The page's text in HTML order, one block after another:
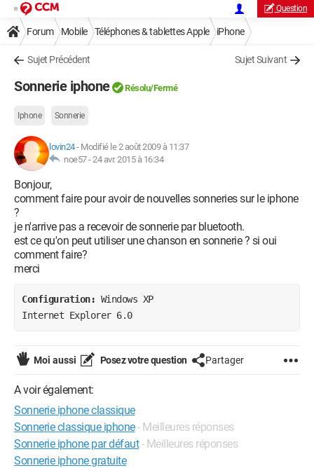
Question
Forum Mobile Téléphones & tablettes Apple iPhone
Sujet Précédent Sujet Suivant
Sonnerie iphone Résolu/Fermé
Iphone Sonnerie
lovin24- Modifié le 2 août 2009 à 11:37
noe57 -24 avr. 2015 à 16:34
Bonjour,
comment faire pour avoir de nouvelles sonneries sur le iphone
?
je n'arrive pas a recevoir de sonnerie par bluetooth.
est ce qu'on peut utiliser une chanson en sonnerie ? si oui
comment faire?
merci
Configuration: Windows XP
Internet Explorer 6.0
Moi aussi Posez votre question Partager
A voir également:
Sonnerie iphone classique
Sonnerie classique iphone- Meilleures réponses
Sonnerie iphone par défaut - Meilleures réponses
Sonnerie iphone gratuite